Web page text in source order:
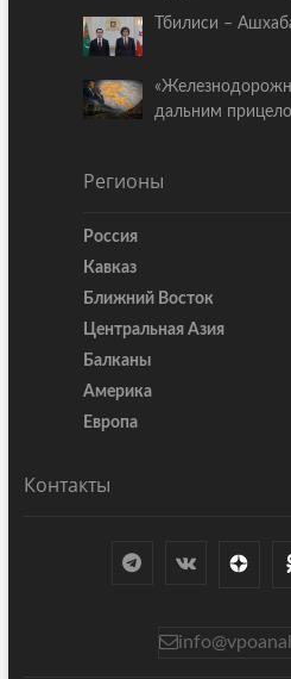
Тбилиси –
дальним
Регионы
Россия
Кавказ
Ближний Восток
Центральная Азия
Балканы
Америка
Европа
Контакты